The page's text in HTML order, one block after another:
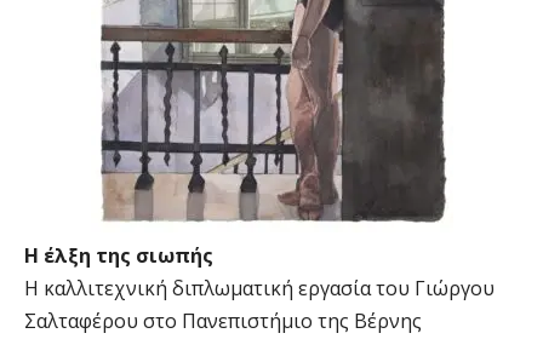
Η έλξη της σιωπής
Η καλλιτεχνική διπλωματική εργασία του Γιώργου
Σαλταφέρου στο Πανεπιστήμιο της Βέρνης